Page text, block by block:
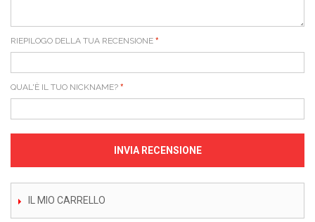
RIEPILOGO DELLA TUA RECENSIONE
QUAL'È IL TUO NICKNAME?
INVIA RECENSIONE
IL MIO CARRELLO